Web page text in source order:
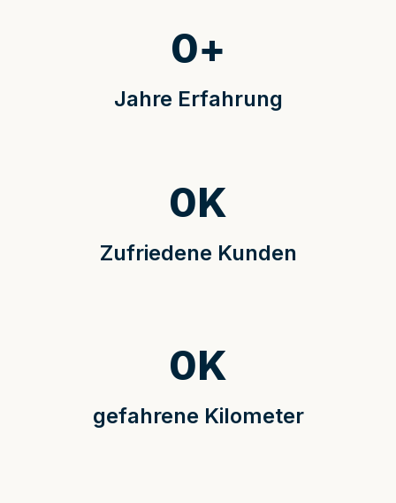
Jahre Erfahrung
0+
Zufriedene Kunden
0K
gefahrene Kilometer
0K